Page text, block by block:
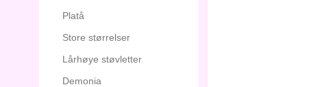
Platå
Store størrelser
Lårhøye støvletter
Demonia